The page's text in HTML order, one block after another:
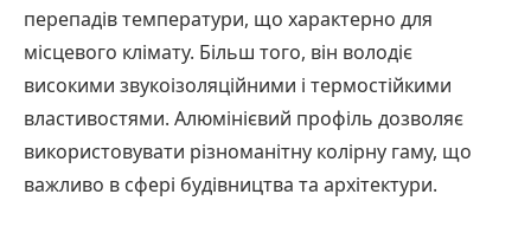
перепадів температури, що характерно для
місцевого клімату. Більш того, він володіє
високими звукоізоляційними і термостійкими
властивостями. Алюмінієвий профіль дозволяє
використовувати різноманітну колірну гаму, що
важливо в сфері будівництва та архітектури.